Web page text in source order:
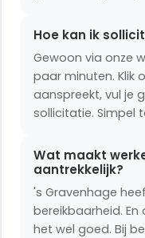
Hoe kan ik
Gewoon via onze
paar minuten. Klik
aanspreekt, vul je
sollicitatie. Simpel
Wat maakt
aantrekkelijk?
's Gravenhage
bereikbaarheid.
het wel goed. Bij